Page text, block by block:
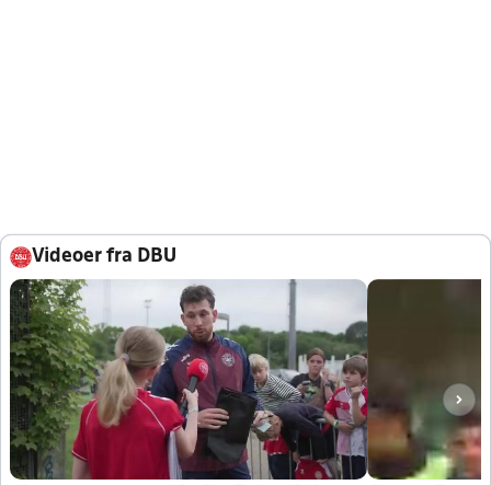
Videoer fra DBU